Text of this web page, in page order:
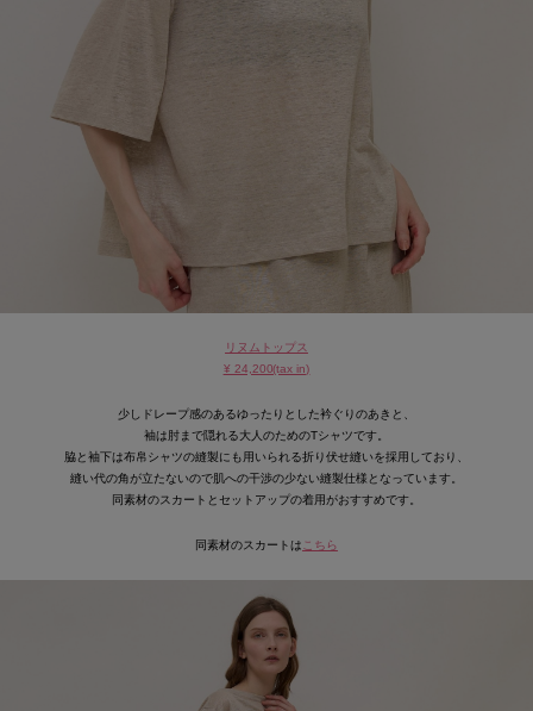
リヌムトップス
¥ 24,200(tax in)
少しドレープ感のあるゆったりとした衿ぐりのあきと、
袖は肘まで隠れる大人のためのTシャツです。
脇と袖下は布帛シャツの縫製にも用いられる折り伏せ縫いを採用しており、
縫い代の角が立たないので肌への干渉の少ない縫製仕様となっています。
同素材のスカートとセットアップの着用がおすすめです。
同素材のスカートは こちら